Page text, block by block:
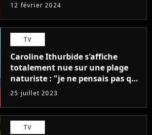
12 février 2024
TV
Caroline Ithurbide s'affiche
totalement nue sur une plage
naturiste : "je ne pensais pas que
j'arriverais à le faire..."
25 juillet 2023
TV